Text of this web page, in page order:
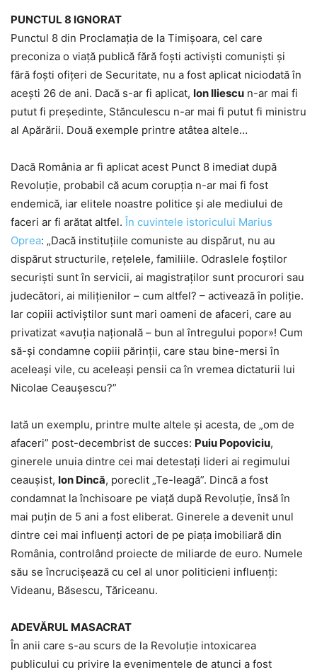
PUNCTUL 8 IGNORAT
Punctul 8 din Proclamația de la Timișoara, cel care
preconiza o viață publică fără foști activiști comuniști și
fără foști ofițeri de Securitate, nu a fost aplicat niciodată în
acești 26 de ani. Dacă s-ar fi aplicat, Ion Iliescu n-ar mai fi
putut fi președinte, Stănculescu n-ar mai fi putut fi ministru
al Apărării. Două exemple printre atâtea altele…
Dacă România ar fi aplicat acest Punct 8 imediat după
Revoluție, probabil că acum corupția n-ar mai fi fost
endemică, iar elitele noastre politice și ale mediului de
faceri ar fi arătat altfel. În cuvintele istoricului Marius
Oprea: „Dacă instituțiile comuniste au dispărut, nu au
dispărut structurile, rețelele, familiile. Odraslele foștilor
securiști sunt în servicii, ai magistraților sunt procurori sau
judecători, ai milițienilor – cum altfel? – activează în poliție.
Iar copiii activiștilor sunt mari oameni de afaceri, care au
privatizat «avuția națională – bun al întregului popor»! Cum
să-și condamne copiii părinții, care stau bine-mersi în
aceleași vile, cu aceleași pensii ca în vremea dictaturii lui
Nicolae Ceauşescu?”
Iată un exemplu, printre multe altele și acesta, de „om de
afaceri” post-decembrist de succes: Puiu Popoviciu,
ginerele unuia dintre cei mai detestați lideri ai regimului
ceaușist, Ion Dincă, poreclit „Te-leagă”. Dincă a fost
condamnat la închisoare pe viață după Revoluție, însă în
mai puțin de 5 ani a fost eliberat. Ginerele a devenit unul
dintre cei mai influenți actori de pe piața imobiliară din
România, controlând proiecte de miliarde de euro. Numele
său se încrucișează cu cel al unor politicieni influenți:
Videanu, Băsescu, Tăriceanu.
ADEVĂRUL MASACRAT
În anii care s-au scurs de la Revoluție intoxicarea
publicului cu privire la evenimentele de atunci a fost